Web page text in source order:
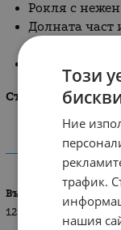
Рокля с
Долната част
Състав: 50%
Възраст
12 м/ 74 см
Този
Ние
трафик.
нашия